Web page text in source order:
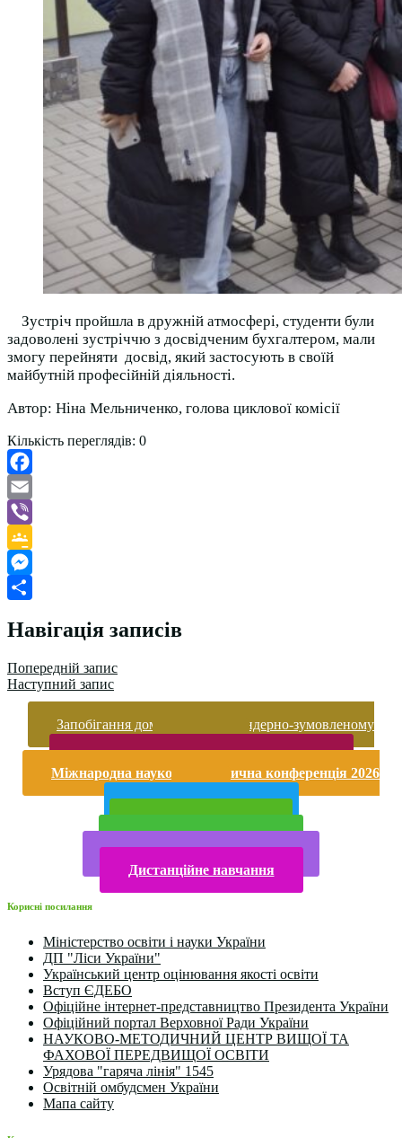
Зустріч пройшла в дружній атмосфері, студенти були
задоволені зустріччю з досвідченим бухгалтером, мали
змогу перейняти досвід, який застосують в своїй
майбутній професійній діяльності.
Автор: Ніна Мельниченко, голова циклової комісії
Кількість переглядів: 0
Facebook
Email
Viber
Google
Classroom
Messenger
Навігація записів
Попередній запис
Наступний запис
Запобігання домашньому та гендерно-зумовленому
Міжнародна науково-практична конференція 2026
Дистанційне навчання
Корисні посилання
Міністерство освіти і науки України
ДП "Ліси України"
Український центр оцінювання якості освіти
Вступ ЄДЕБО
Офіційне інтернет-представництво Президента України
Офіційний портал Верховної Ради України
НАУКОВО-МЕТОДИЧНИЙ ЦЕНТР ВИЩОЇ ТА
ФАХОВОЇ ПЕРЕДВИЩОЇ ОСВІТИ
Урядова "гаряча лінія" 1545
Освітній омбудсмен України
Мапа сайту